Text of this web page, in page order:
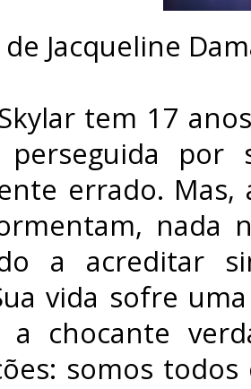
Jacqueline
tem 17
por
errado. Mas,
nada
a acreditar
vida sofre
a chocante
somos